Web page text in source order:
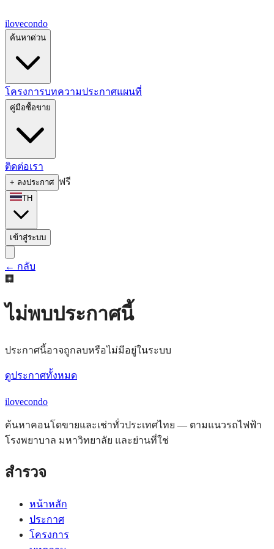
ilovecondo
ค้นหาด่วน
โครงการบทความประกาศแผนที่
คู่มือซื้อขาย
ติดต่อเรา
+ ลงประกาศ ฟรี
TH
เข้าสู่ระบบ
← กลับ
🏢
ไม่พบประกาศนี้
ประกาศนี้อาจถูกลบหรือไม่มีอยู่ในระบบ
ดูประกาศทั้งหมด
ilovecondo
ค้นหาคอนโดขายและเช่าทั่วประเทศไทย — ตามแนวรถไฟฟ้า
โรงพยาบาล มหาวิทยาลัย และย่านที่ใช่
สำรวจ
หน้าหลัก
ประกาศ
โครงการ